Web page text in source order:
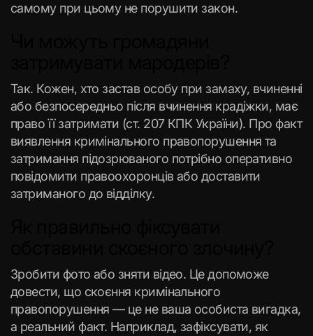
самому при цьому не порушити закон.
Так. Кожен, хто застав особу при замаху, вчиненні
або безпосередньо після вчинення крадіжки, має
право її затримати (ст. 207 КПК України). Про факт
виявлення кримінального правопорушення та
затримання підозрюваного потрібно оперативно
повідомити правоохоронців або доставити
затриманого до відділку.
Зробити фото або зняти відео. Це допоможе
довести, що скоєння кримінального
правопорушення — це не ваша особиста вигадка,
а реальний факт. Наприклад, зафіксувати, як